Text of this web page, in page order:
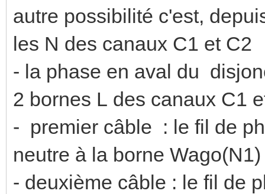
autre possibilité c'est,
les N des canaux C1 et C2
- la phase en aval du
2 bornes L des canaux C1
- premier câble : le fil de
neutre à la borne Wago(N1)
- deuxième câble : le fil de